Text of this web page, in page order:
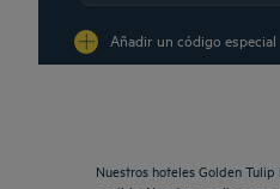
Añadir un código especial
Nuestros hoteles Golden